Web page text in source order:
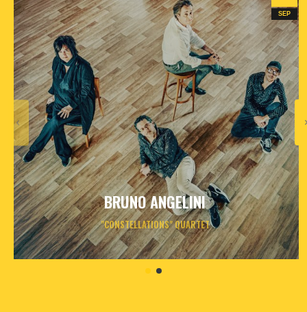
SEP
BRUNO ANGELINI
"CONSTELLATIONS" QUARTET
samedi26sept2026- 20h30- Le Triton